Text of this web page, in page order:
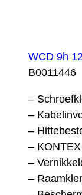
WCD 9h
B0011446
–
–
–
–
–
–